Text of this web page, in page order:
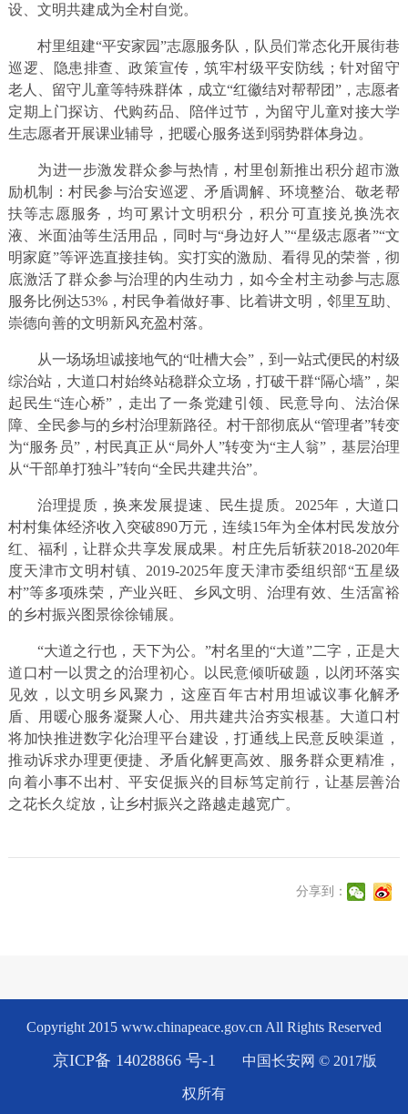
设、文明共建成为全村自觉。
村里组建“平安家园”志愿服务队，队员们常态化开展街巷
巡逻、隐患排查、政策宣传，筑牢村级平安防线；针对留守
老人、留守儿童等特殊群体，成立“红徽结对帮帮团”，志愿者
定期上门探访、代购药品、陪伴过节，为留守儿童对接大学
生志愿者开展课业辅导，把暖心服务送到弱势群体身边。
为进一步激发群众参与热情，村里创新推出积分超市激
励机制：村民参与治安巡逻、矛盾调解、环境整治、敬老帮
扶等志愿服务，均可累计文明积分，积分可直接兑换洗衣
液、米面油等生活用品，同时与“身边好人”“星级志愿者”“文
明家庭”等评选直接挂钩。实打实的激励、看得见的荣誉，彻
底激活了群众参与治理的内生动力，如今全村主动参与志愿
服务比例达53%，村民争着做好事、比着讲文明，邻里互助、
崇德向善的文明新风充盈村落。
从一场场坦诚接地气的“吐槽大会”，到一站式便民的村级
综治站，大道口村始终站稳群众立场，打破干群“隔心墙”，架
起民生“连心桥”，走出了一条党建引领、民意导向、法治保
障、全民参与的乡村治理新路径。村干部彻底从“管理者”转变
为“服务员”，村民真正从“局外人”转变为“主人翁”，基层治理
从“干部单打独斗”转向“全民共建共治”。
治理提质，换来发展提速、民生提质。2025年，大道口
村村集体经济收入突破890万元，连续15年为全体村民发放分
红、福利，让群众共享发展成果。村庄先后斩获2018-2020年
度天津市文明村镇、2019-2025年度天津市委组织部“五星级
村”等多项殊荣，产业兴旺、乡风文明、治理有效、生活富裕
的乡村振兴图景徐徐铺展。
“大道之行也，天下为公。”村名里的“大道”二字，正是大
道口村一以贯之的治理初心。以民意倾听破题，以闭环落实
见效，以文明乡风聚力，这座百年古村用坦诚议事化解矛
盾、用暖心服务凝聚人心、用共建共治夯实根基。大道口村
将加快推进数字化治理平台建设，打通线上民意反映渠道，
推动诉求办理更便捷、矛盾化解更高效、服务群众更精准，
向着小事不出村、平安促振兴的目标笃定前行，让基层善治
之花长久绽放，让乡村振兴之路越走越宽广。
分享到：
Copyright 2015 www.chinapeace.gov.cn All Rights Reserved
京ICP备 14028866 号-1 中国长安网 © 2017版
权所有